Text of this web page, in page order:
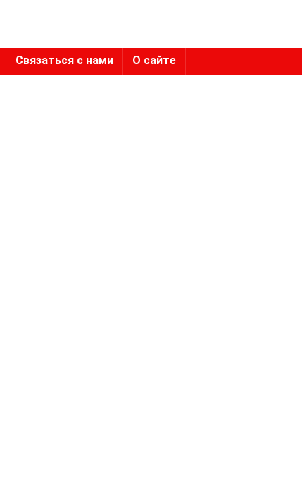
Связаться с нами О сайте